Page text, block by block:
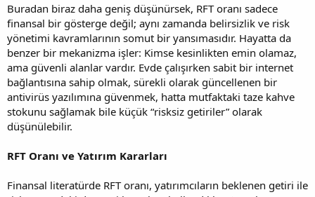
Buradan biraz daha geniş düşünürsek, RFT oranı sadece
finansal bir gösterge değil; aynı zamanda belirsizlik ve risk
yönetimi kavramlarının somut bir yansımasıdır. Hayatta da
benzer bir mekanizma işler: Kimse kesinlikten emin olamaz,
ama güvenli alanlar vardır. Evde çalışırken sabit bir internet
bağlantısına sahip olmak, sürekli olarak güncellenen bir
antivirüs yazılımına güvenmek, hatta mutfaktaki taze kahve
stokunu sağlamak bile küçük “risksiz getiriler” olarak
düşünülebilir.
RFT Oranı ve Yatırım Kararları
Finansal literatürde RFT oranı, yatırımcıların beklenen getiri ile